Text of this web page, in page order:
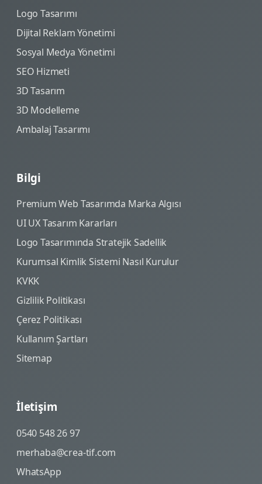
Logo Tasarımı
Dijital Reklam Yönetimi
Sosyal Medya Yönetimi
SEO Hizmeti
3D Tasarım
3D Modelleme
Ambalaj Tasarımı
Bilgi
Premium Web Tasarımda Marka Algısı
UI UX Tasarım Kararları
Logo Tasarımında Stratejik Sadellik
Kurumsal Kimlik Sistemi Nasıl Kurulur
KVKK
Gizlilik Politikası
Çerez Politikası
Kullanım Şartları
Sitemap
İletişim
0540 548 26 97
merhaba@crea-tif.com
WhatsApp